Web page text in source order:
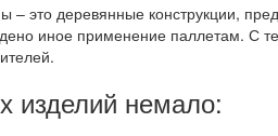
– это деревянные конструкции,
иное применение паллетам. С
изделий немало: